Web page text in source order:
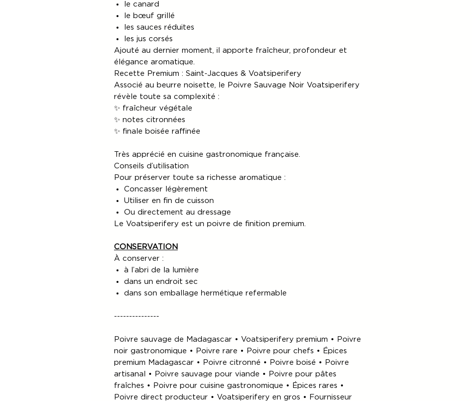
le canard
le bœuf grillé
les sauces réduites
les jus corsés
Ajouté au dernier moment, il apporte fraîcheur, profondeur et
élégance aromatique.
Recette Premium : Saint-Jacques & Voatsiperifery
Associé au beurre noisette, le Poivre Sauvage Noir Voatsiperifery
révèle toute sa complexité :
✨ fraîcheur végétale
✨ notes citronnées
✨ finale boisée raffinée
Très apprécié en cuisine gastronomique française.
Conseils d’utilisation
Pour préserver toute sa richesse aromatique :
Concasser légèrement
Utiliser en fin de cuisson
Ou directement au dressage
Le Voatsiperifery est un poivre de finition premium.
CONSERVATION
À conserver :
à l’abri de la lumière
dans un endroit sec
dans son emballage hermétique refermable
---------------
Poivre sauvage de Madagascar • Voatsiperifery premium • Poivre
noir gastronomique • Poivre rare • Poivre pour chefs • Épices
premium Madagascar • Poivre citronné • Poivre boisé • Poivre
artisanal • Poivre sauvage pour viande • Poivre pour pâtes
fraîches • Poivre pour cuisine gastronomique • Épices rares •
Poivre direct producteur • Voatsiperifery en gros • Fournisseur